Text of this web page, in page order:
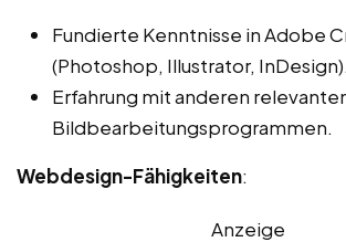
Fundierte Kenntnisse in Adobe
(Photoshop, Illustrator, InDesign).
Erfahrung mit anderen
Bildbearbeitungsprogrammen.
Webdesign-Fähigkeiten:
Anzeige